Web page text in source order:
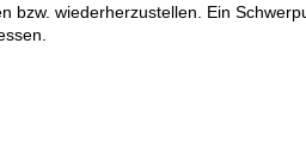
bzw. wiederherzustellen. Ein